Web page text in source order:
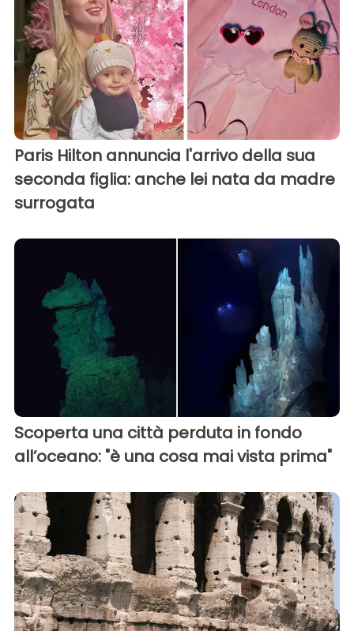
Paris Hilton annuncia l'arrivo della sua
seconda figlia: anche lei nata da madre
surrogata
Scoperta una città perduta in fondo
all’oceano: "è una cosa mai vista prima"